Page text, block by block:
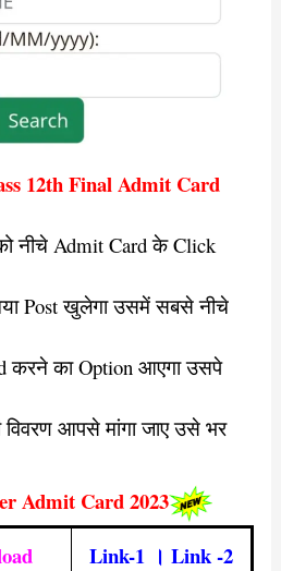
12th Final Admit Card
नीचे Admit Card के Click
Post खुलेगा उसमें सबसे नीचे
करने का Option आएगा उसपे
आपसे मांगा जाए उसे भर
Admit Card 2023
Link-1। Link -2